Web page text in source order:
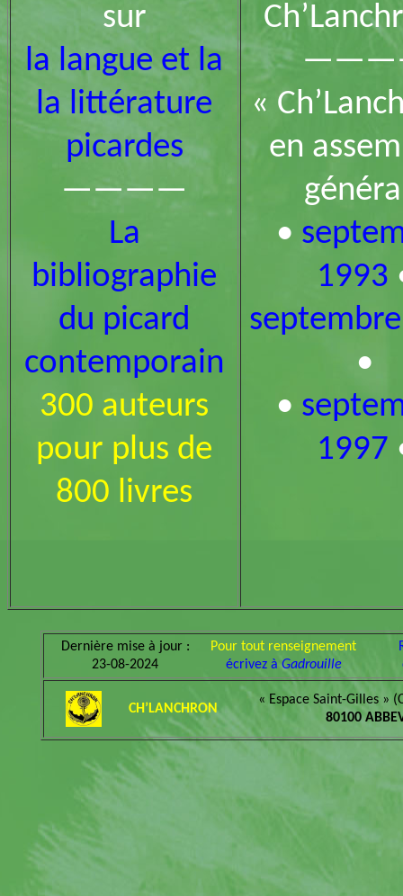
sur
la langue et la
la littérature
picardes
————
La
bibliographie
du picard
contemporain
300 auteurs
pour plus de
800 livres
«
en
•
1993
•
•
1997
Dernière mise à jour :
23-08-2024
Pour tout renseignement
écrivez à Gadrouille
CH’LANCHRON
« Espace Saint-Gilles »
80100